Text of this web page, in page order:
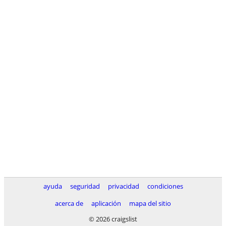
ayuda seguridad privacidad
condiciones
acerca de
aplicación
mapa del sitio
© 2026 craigslist